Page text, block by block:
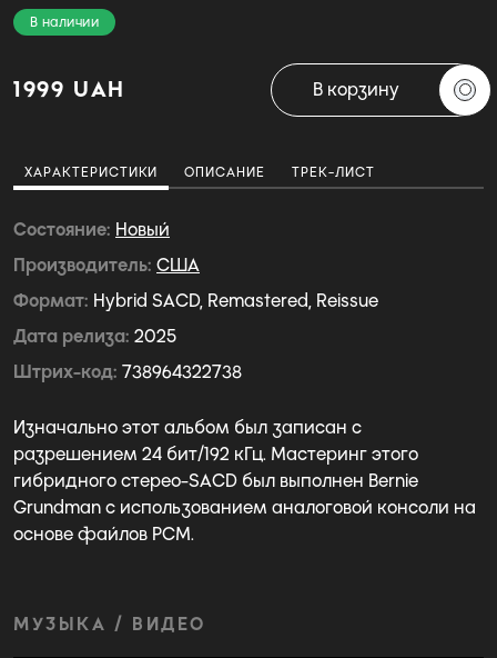
В наличии
1999 UAH В корзину
ХАРАКТЕРИСТИКИ ОПИСАНИЕ ТРЕК-ЛИСТ
Состояние Новый
Производитель США
Формат Hybrid SACD, Remastered, Reissue
Дата релиза 2025
Штрих-код 738964322738
Изначально этот альбом был записан с
разрешением 24 бит/192 кГц. Мастеринг этого
гибридного стерео-SACD был выполнен Bernie
Grundman с использованием аналоговой консоли на
основе файлов PCM.
МУЗЫКА / ВИДЕО